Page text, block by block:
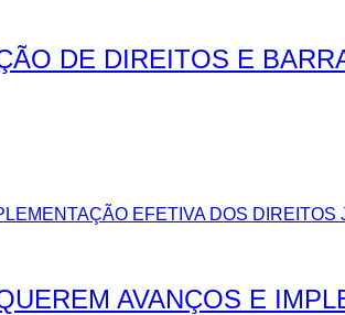
DE DIREITOS E
AVANÇOS E